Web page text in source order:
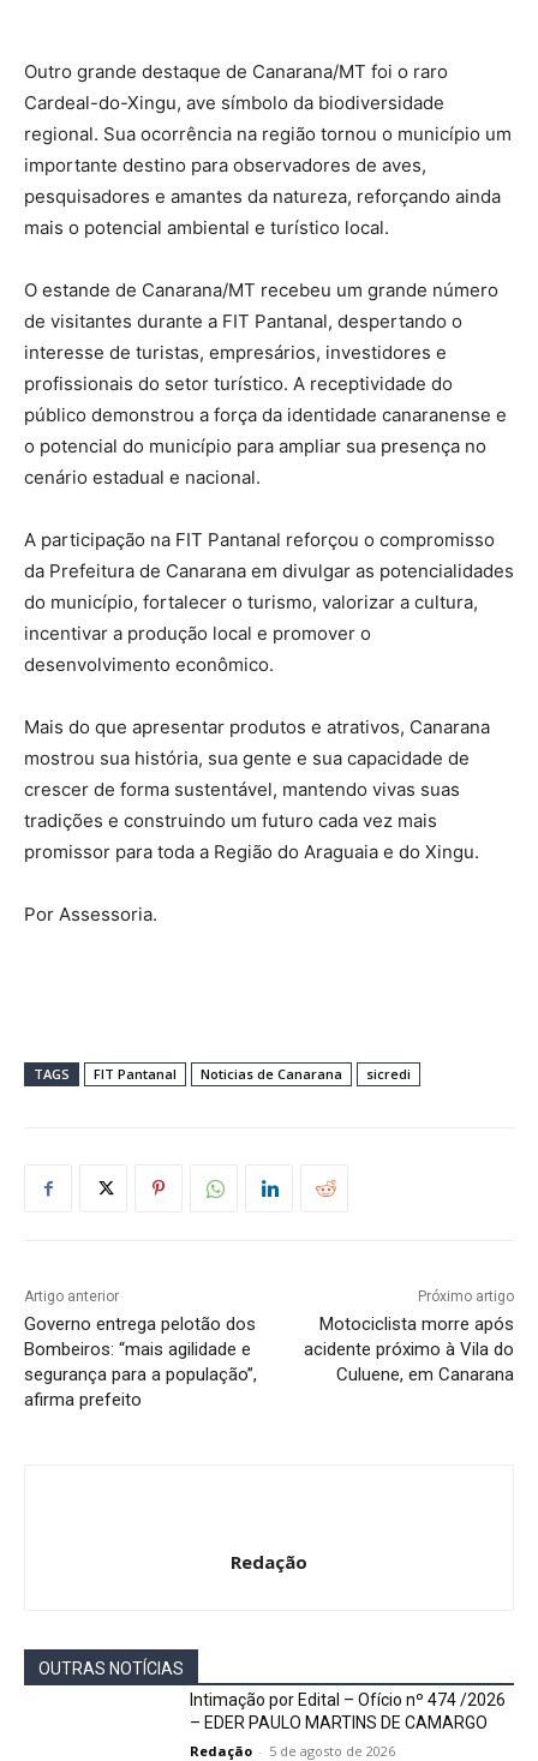
Outro grande destaque de Canarana/MT foi o raro
Cardeal-do-Xingu, ave símbolo da biodiversidade
regional. Sua ocorrência na região tornou o município um
importante destino para observadores de aves,
pesquisadores e amantes da natureza, reforçando ainda
mais o potencial ambiental e turístico local.
O estande de Canarana/MT recebeu um grande número
de visitantes durante a FIT Pantanal, despertando o
interesse de turistas, empresários, investidores e
profissionais do setor turístico. A receptividade do
público demonstrou a força da identidade canaranense e
o potencial do município para ampliar sua presença no
cenário estadual e nacional.
A participação na FIT Pantanal reforçou o compromisso
da Prefeitura de Canarana em divulgar as potencialidades
do município, fortalecer o turismo, valorizar a cultura,
incentivar a produção local e promover o
desenvolvimento econômico.
Mais do que apresentar produtos e atrativos, Canarana
mostrou sua história, sua gente e sua capacidade de
crescer de forma sustentável, mantendo vivas suas
tradições e construindo um futuro cada vez mais
promissor para toda a Região do Araguaia e do Xingu.
Por Assessoria.
TAGS FIT Pantanal Noticias de Canarana sicredi
Artigo anterior
Governo entrega pelotão dos
Bombeiros: “mais agilidade e
segurança para a população”,
afirma prefeito
Próximo artigo
Motociclista morre após
acidente próximo à Vila do
Culuene, em Canarana
Redação
OUTRAS NOTÍCIAS
Intimação por Edital – Ofício nº 474 /2026
– EDER PAULO MARTINS DE CAMARGO
Redação - 5 de agosto de 2026